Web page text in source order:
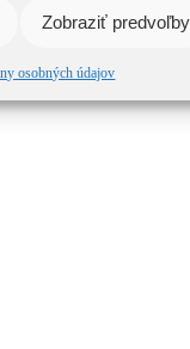
Zobraziť predvoľby
osobných údajov